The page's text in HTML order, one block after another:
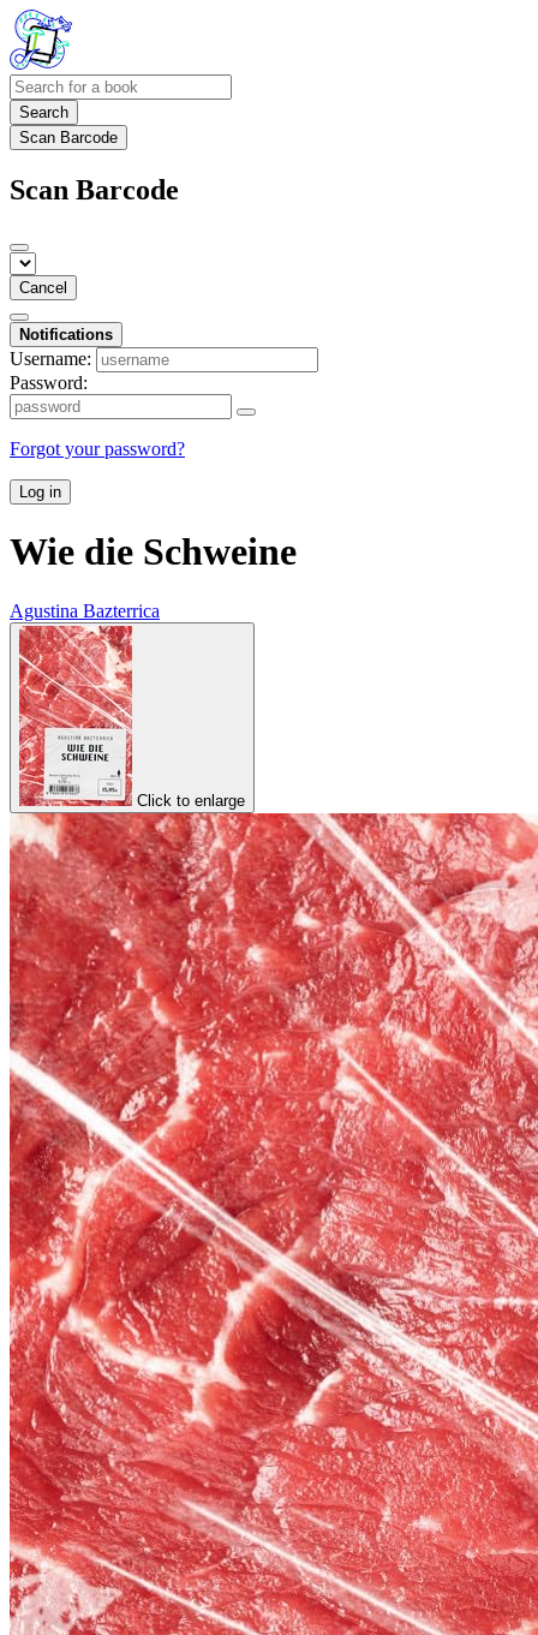
Search
Scan Barcode
Scan Barcode
Cancel
Notifications
Username:
Password:
Forgot your password?
Log in
Wie die Schweine
Agustina Bazterrica
Click to enlarge